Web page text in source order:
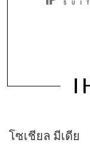
โซเชียล มีเดีย